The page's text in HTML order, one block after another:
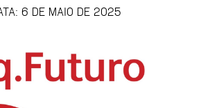
6 DE MAIO DE 2025